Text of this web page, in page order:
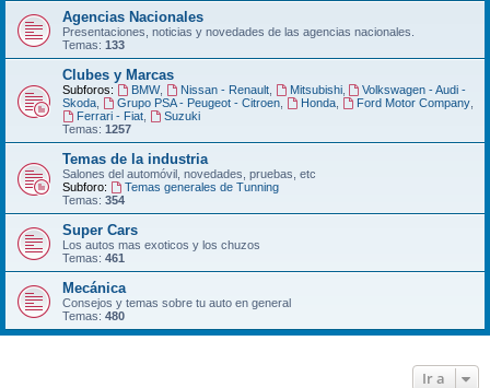
Agencias Nacionales
Presentaciones, noticias y novedades de las agencias nacionales.
Temas: 133
Clubes y Marcas
Subforos: BMW, Nissan - Renault, Mitsubishi,
Volkswagen - Audi -
Skoda
Grupo PSA - Peugeot - Citroen, Honda, Ford Motor Company,
Ferrari - Fiat,
Suzuki
Temas: 1257
Temas de la industria
Salones del automóvil, novedades, pruebas, etc
Subforo:
Temas generales de Tunning
Temas: 354
Super Cars
Los autos mas exoticos y los chuzos
Temas: 461
Mecánica
Consejos y temas sobre tu auto en general
Temas: 480
Ir a